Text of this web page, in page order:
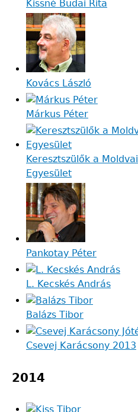
Kissné Budai Rita
Kovács László
Márkus Péter
Keresztszülők a
Egyesület
Pankotay Péter
L. Kecskés András
Balázs Tibor
Csevej Karácsony 2013
2014